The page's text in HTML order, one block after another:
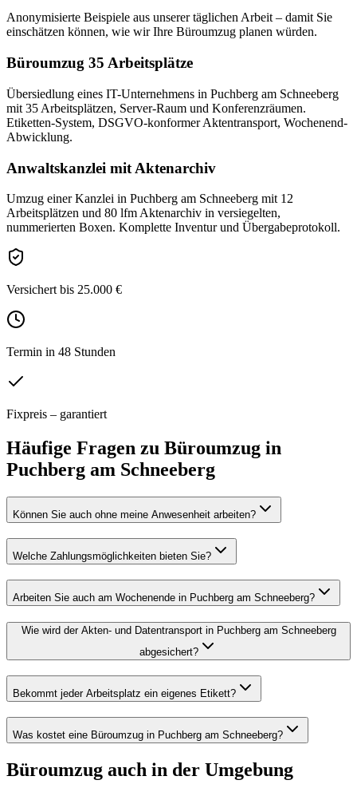
Anonymisierte Beispiele aus unserer täglichen Arbeit – damit Sie
einschätzen können, wie wir Ihre Büroumzug planen würden.
Büroumzug 35 Arbeitsplätze
Übersiedlung eines IT-Unternehmens in Puchberg am Schneeberg
mit 35 Arbeitsplätzen, Server-Raum und Konferenzräumen.
Etiketten-System, DSGVO-konformer Aktentransport, Wochenend-
Abwicklung.
Anwaltskanzlei mit Aktenarchiv
Umzug einer Kanzlei in Puchberg am Schneeberg mit 12
Arbeitsplätzen und 80 lfm Aktenarchiv in versiegelten,
nummerierten Boxen. Komplette Inventur und Übergabeprotokoll.
Versichert bis 25.000 €
Termin in 48 Stunden
Fixpreis – garantiert
Häufige Fragen zu Büroumzug in
Puchberg am Schneeberg
Können Sie auch ohne meine Anwesenheit arbeiten?
Welche Zahlungsmöglichkeiten bieten Sie?
Arbeiten Sie auch am Wochenende in Puchberg am Schneeberg?
Wie wird der Akten- und Datentransport in Puchberg am Schneeberg
abgesichert?
Bekommt jeder Arbeitsplatz ein eigenes Etikett?
Was kostet eine Büroumzug in Puchberg am Schneeberg?
Büroumzug auch in der Umgebung